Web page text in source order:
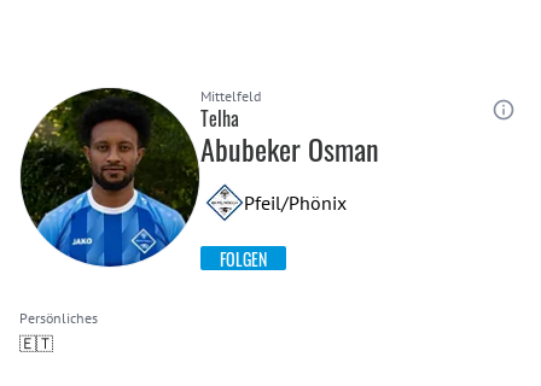
Mittelfeld
Telha
Abubeker Osman
Pfeil/Phönix
FOLGEN
Persönliches
🇪🇹